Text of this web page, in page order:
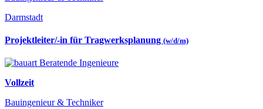
Darmstadt
Projektleiter/-in für Tragwerksplanung (w/d/m)
Vollzeit
Bauingenieur & Techniker